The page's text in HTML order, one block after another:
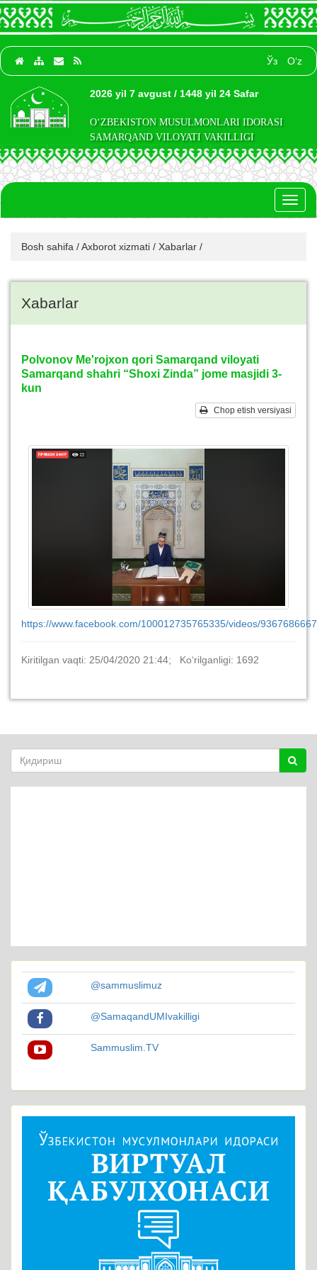
Ўз O‘z
2026 yil 7 avgust / 1448 yil 24 Safar
O‘ZBEKISTON MUSULMONLARI IDORASI
SAMARQAND VILOYATI VAKILLIGI
Bosh sahifa /Axborot xizmati / Xabarlar /
Xabarlar
Polvonov Me'rojxon qori Samarqand viloyati
Samarqand shahri “Shoxi Zinda” jome masjidi 3-
kun
Chop etish versiyasi
https://www.facebook.com/100012735765335/videos/
Kiritilgan vaqti: 25/04/2020 21:44; Ko‘rilganligi: 1692
@sammuslimuz
@SamaqandUMIvakilligi
Sammuslim.TV